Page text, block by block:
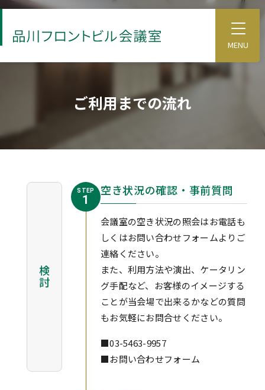
S
e
m
T
o
g
ご利用までの流れ
検討
STEP
1
空き状況の確認・事前質問
会議室の空き状況の照会はお電話も
しくはお問い合わせフォームよりご
連絡ください。
また、利用方法や演出、ケータリン
グ手配など、お客様のイメージする
ことが当会場で出来るかなどの質問
もお気軽にお問合せください。
■03-5463-9957
■お問い合わせフォーム